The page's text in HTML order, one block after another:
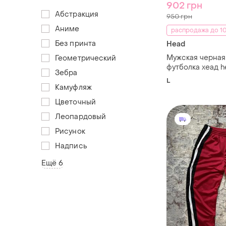
902 грн
950 грн
распродажа до
Head
Мужская
футболка хеад
radical size l л
оригинал
L
Абстракция
Аниме
Без принта
Геометрический
Зебра
Камуфляж
Цветочный
Леопардовый
Рисунок
Надпись
Ещё 6